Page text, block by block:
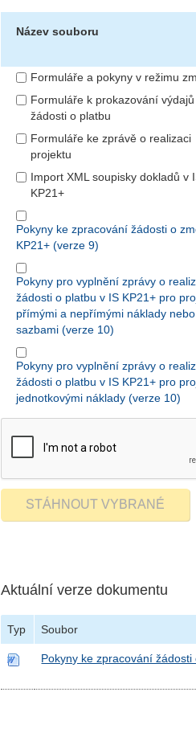
Název souboru
Formuláře a pokyny v režimu
Formuláře k prokazování
žádosti o platbu
Formuláře ke zprávě o realizaci
projektu
Import XML soupisky dokladů v
KP21+
Pokyny ke zpracování žádosti o
KP21+ (verze 9)
Pokyny pro vyplnění zprávy o
žádosti o platbu v IS KP21+ pro
přímými a nepřímými náklady
sazbami (verze 10)
Pokyny pro vyplnění zprávy o
žádosti o platbu v IS KP21+ pro
jednotkovými náklady (verze 10)
Aktuální verze dokumentu
Typ Soubor
Pokyny ke zpracování